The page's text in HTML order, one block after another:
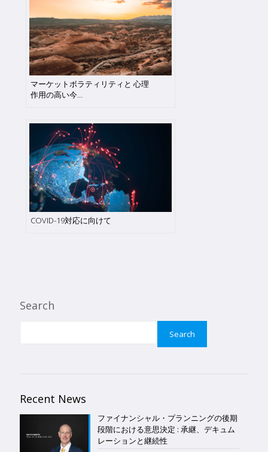
マーケットボラティリティと 心理
作用の高い今…
COVID-19対応に向けて
Search
Search
Recent News
ファイナンシャル・プランニングの後期
段階における意思決定 : 承継、デキュム
レーションと継続性